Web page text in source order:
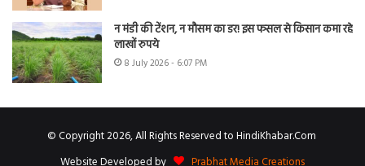
न मंडी की टेंशन, न मौसम का डर! इस फसल से किसान कमा रहे
लाखों रुपये
8 July 2026 - 6:07 PM
© Copyright 2026, All Rights Reserved to HindiKhabar.Com
Website Developed by
Prabhat Media Creations